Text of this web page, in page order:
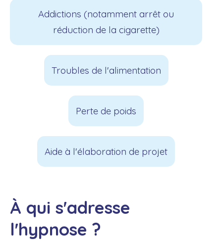
Addictions (notamment arrêt ou
réduction de la cigarette)
Troubles de l'alimentation
Perte de poids
Aide à l'élaboration de projet
À qui s'adresse
l'hypnose ?